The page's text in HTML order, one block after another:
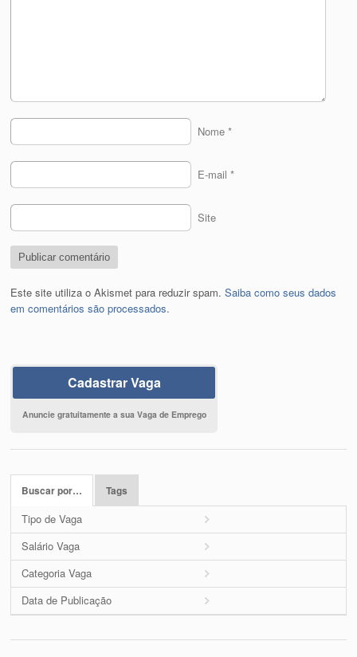
Nome *
E-mail *
Site
Este site utiliza o Akismet para reduzir spam.Saiba como seus dados
em comentários são processados.
Cadastrar Vaga
Anuncie gratuitamente a sua Vaga de Emprego
Buscar por… Tags
Tipo de Vaga
Salário Vaga
Categoria Vaga
Data de Publicação